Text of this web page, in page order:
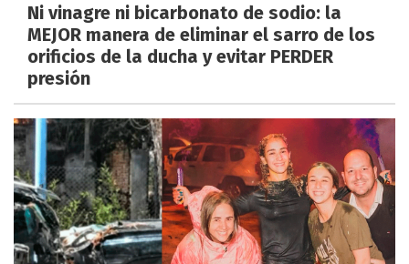
Ni vinagre ni bicarbonato de sodio: la
MEJOR manera de eliminar el sarro de los
orificios de la ducha y evitar PERDER
presión